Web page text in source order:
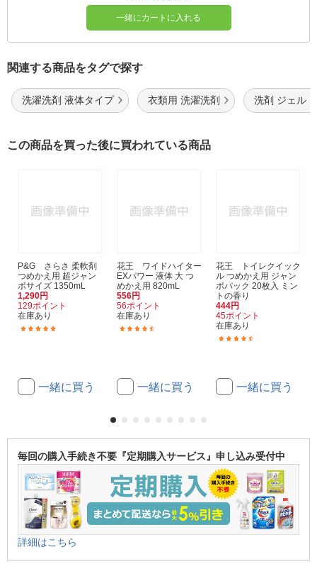
一緒にカートに入れる
関連する商品をタグで探す
洗濯洗剤 液体タイプ 衣類用 洗濯洗剤 洗剤 ジェル
この商品を買った後に買われている商品
P&G さらさ 柔軟剤
つめかえ用 超ジャン
ボサイズ 1350mL
1,290円
129ポイント
在庫あり
一緒に買う
花王 ワイドハイター
EXパワー 液体 大 つ
めかえ用 820mL
556円
56ポイント
在庫あり
一緒に買う
花王 トイレクイック
ル つめかえ用 ジャン
ボパック 20枚入 ミン
トの香り
444円
45ポイント
在庫あり
一緒に買う
毎回の購入手続き不要『定期購入サービス』申し込み受付中
詳細はこちら